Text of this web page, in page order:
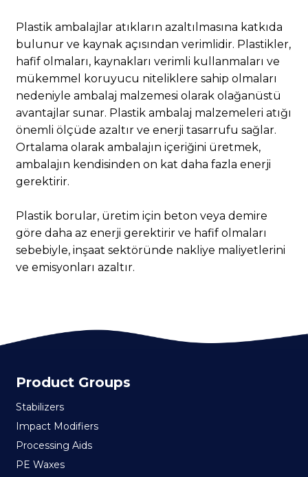
Plastik ambalajlar atıkların azaltılmasına katkıda
bulunur ve kaynak açısından verimlidir. Plastikler,
hafif olmaları, kaynakları verimli kullanmaları ve
mükemmel koruyucu niteliklere sahip olmaları
nedeniyle ambalaj malzemesi olarak olağanüstü
avantajlar sunar. Plastik ambalaj malzemeleri atığı
önemli ölçüde azaltır ve enerji tasarrufu sağlar.
Ortalama olarak ambalajın içeriğini üretmek,
ambalajın kendisinden on kat daha fazla enerji
gerektirir.
Plastik borular, üretim için beton veya demire
göre daha az enerji gerektirir ve hafif olmaları
sebebiyle, inşaat sektöründe nakliye maliyetlerini
ve emisyonları azaltır.
Product Groups
Stabilizers
Impact Modifiers
Processing Aids
PE Waxes